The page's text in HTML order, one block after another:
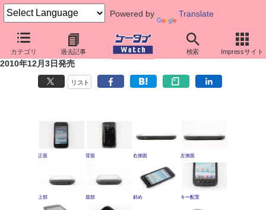
Powered by Translate
カテゴリ 過去記事 検索 Impressサイト
ケータイ新製品SHOW CASE
LYNX 3D SH-03C（Ink Black）
2010年12月3日発売
リスト
正面 背面 右側面 左側面
上部 底部 斜め キー配置